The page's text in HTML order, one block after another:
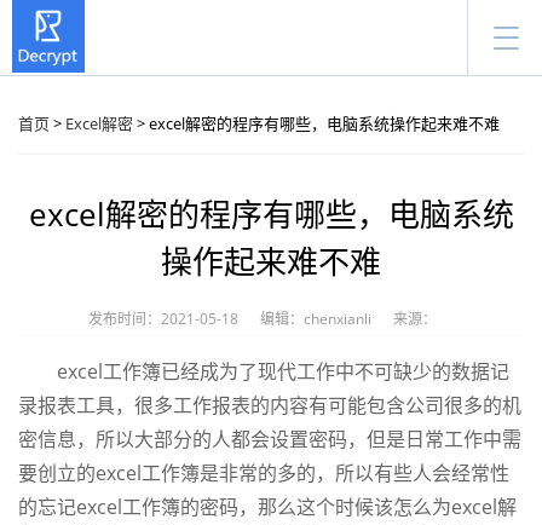
首页> Excel解密> excel解密的程序有哪些，电脑系统操作起来难不难
excel解密的程序有哪些，电脑系统
操作起来难不难
发布时间：2021-05-18 编辑：chenxianli 来源：
excel工作簿已经成为了现代工作中不可缺少的数据记
录报表工具，很多工作报表的内容有可能包含公司很多的机
密信息，所以大部分的人都会设置密码，但是日常工作中需
要创立的excel工作簿是非常的多的，所以有些人会经常性
的忘记excel工作簿的密码，那么这个时候该怎么为excel解